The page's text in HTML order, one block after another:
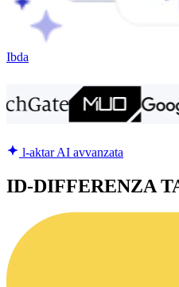
Ibda
l-aktar AI avvanzata
ID-DIFFERENZA